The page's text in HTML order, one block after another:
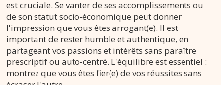
est cruciale. Se vanter de ses accomplissements ou
de son statut socio-économique peut donner
l'impression que vous êtes arrogant(e). Il est
important de rester humble et authentique, en
partageant vos passions et intérêts sans paraître
prescriptif ou auto-centré. L'équilibre est essentiel :
montrez que vous êtes fier(e) de vos réussites sans